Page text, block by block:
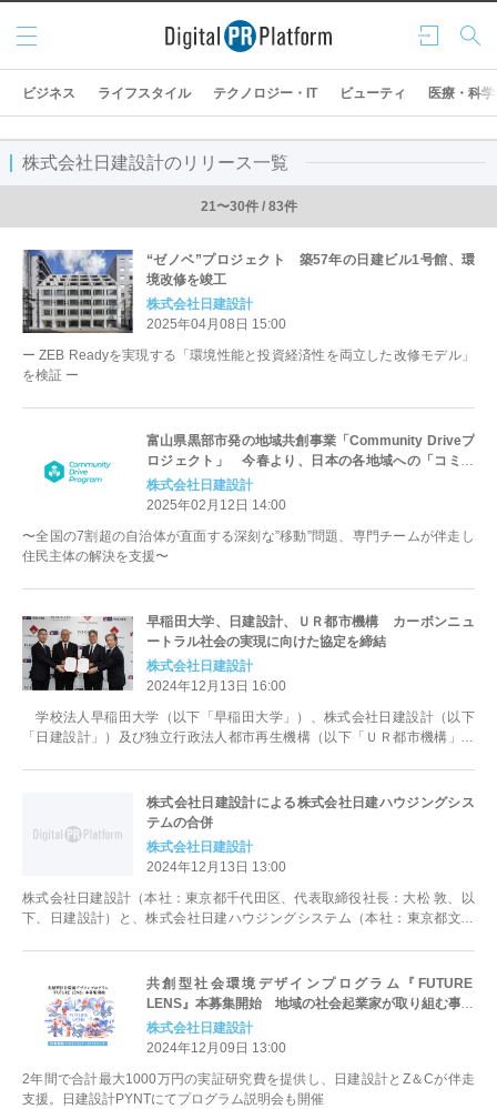
ログ
イン
検索
メニ
ュー
ビジネス ライフスタイル テクノロジー・IT ビューティ 医療・科学
株式会社日建設計のリリース一覧
21〜30件 / 83件
“ゼノベ”プロジェクト 築57年の日建ビル1号館、環
境改修を竣工
株式会社日建設計
2025年04月08日 15:00
ー ZEB Readyを実現する「環境性能と投資経済性を両立した改修モデル」
を検証 ー
富山県黒部市発の地域共創事業「Community Driveプ
ロジェクト」 今春より、日本の各地域への「コミュ
ニティドライブプログラム」展開開始！
株式会社日建設計
2025年02月12日 14:00
〜全国の7割超の自治体が直面する深刻な”移動”問題、専門チームが伴走し
住民主体の解決を支援〜
早稲田大学、日建設計、ＵＲ都市機構 カーボンニュ
ートラル社会の実現に向けた協定を締結
株式会社日建設計
2024年12月13日 16:00
学校法人早稲田大学（以下「早稲田大学」）、株式会社日建設計（以下
「日建設計」）及び独立行政法人都市再生機構（以下「ＵＲ都市機構」）
株式会社日建設計による株式会社日建ハウジングシス
テムの合併
株式会社日建設計
2024年12月13日 13:00
株式会社日建設計（本社：東京都千代田区、代表取締役社長：大松 敦、以
下、日建設計）と、株式会社日建ハウジングシステム（本社：東京都文京
共創型社会環境デザインプログラム『FUTURE
LENS』本募集開始 地域の社会起業家が取り組む事業
の価値をはかり/ひろめることで、まちの未来を創出
株式会社日建設計
2024年12月09日 13:00
2年間で合計最大1000万円の実証研究費を提供し、日建設計とZ＆Cが伴走
支援。日建設計PYNTにてプログラム説明会も開催